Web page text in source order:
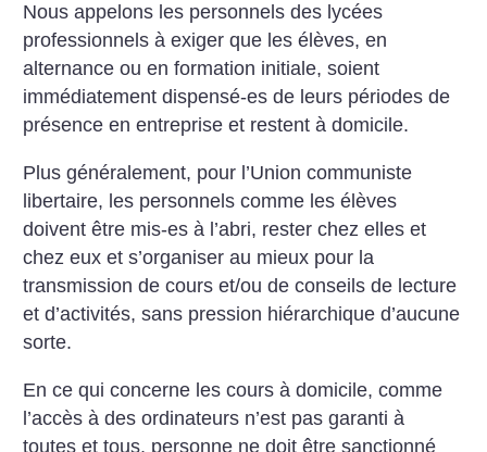
Nous appelons les personnels des lycées
professionnels à exiger que les élèves, en
alternance ou en formation initiale, soient
immédiatement dispensé-es de leurs périodes de
présence en entreprise et restent à domicile.
Plus généralement, pour l’Union communiste
libertaire, les personnels comme les élèves
doivent être mis-es à l’abri, rester chez elles et
chez eux et s’organiser au mieux pour la
transmission de cours et/ou de conseils de lecture
et d’activités, sans pression hiérarchique d’aucune
sorte.
En ce qui concerne les cours à domicile, comme
l’accès à des ordinateurs n’est pas garanti à
toutes et tous, personne ne doit être sanctionné